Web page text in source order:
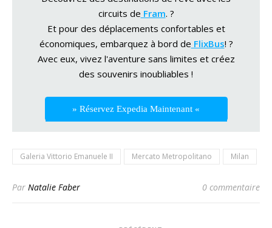
circuits de Fram. ?
Et pour des déplacements confortables et
économiques, embarquez à bord de FlixBus! ?
Avec eux, vivez l'aventure sans limites et créez
des souvenirs inoubliables !
» Réservez Expedia Maintenant «
Galeria Vittorio Emanuele II Mercato Metropolitano Milan
Par Natalie Faber 0 commentaire